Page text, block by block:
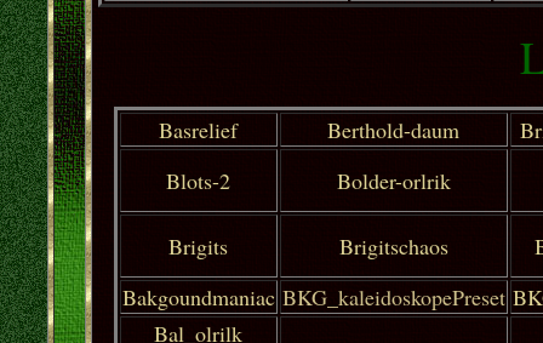
Basrelief Berthold-daum
Blots-2
Bolder-orlrik
Brigits Brigitschaos
Bakgoundmaniac BKG_kaleidoskopePreset
Bal_olrilk